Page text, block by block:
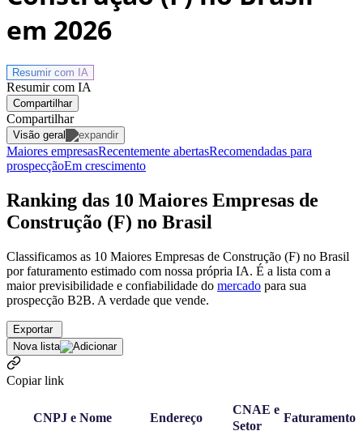
em 2026
Resumir com IA
Resumir com IA
Compartilhar
Compartilhar
Visão geral
Maiores empresasRecentemente abertasRecomendadas para
prospecçãoEm crescimento
Ranking das 10 Maiores Empresas de
Construção (F) no Brasil
Classificamos as 10 Maiores Empresas de Construção (F) no Brasil
por faturamento estimado com nossa própria IA. É a lista com a
maior previsibilidade e confiabilidade do mercado para sua
prospecção B2B. A verdade que vende.
Exportar
Nova lista
Copiar link
CNPJ e Nome Endereço
CNAE e
Setor
Faturamento